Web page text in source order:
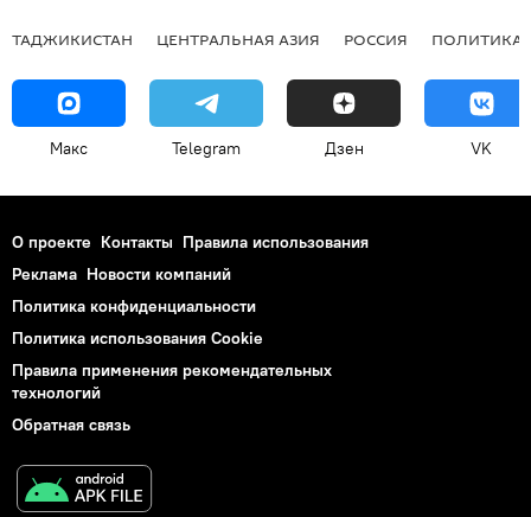
ТАДЖИКИСТАН ЦЕНТРАЛЬНАЯ АЗИЯ РОССИЯ ПОЛИТИКА
Макс Telegram Дзен VK
О проекте Контакты Правила использования
Реклама Новости компаний
Политика конфиденциальности
Политика использования Cookie
Правила применения рекомендательных
технологий
Обратная связь